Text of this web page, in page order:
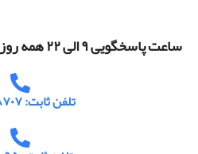
ساعت پاسخگویی ۹ الی ۲۲ همه روزه
تلفن ثابت: ۶۶۹۵۸۷۰۷